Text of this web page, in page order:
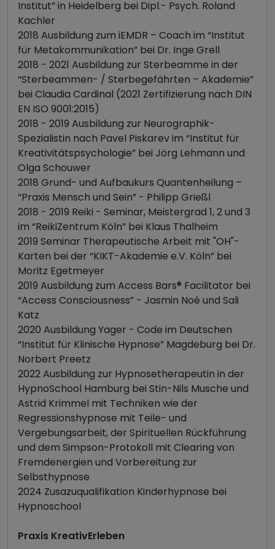
Institut” in Heidelberg bei Dipl.- Psych. Roland
Kachler
2018 Ausbildung zum iEMDR – Coach im “Institut
für Metakommunikation” bei Dr. Inge Grell
2018 - 2021 Ausbildung zur Sterbeamme in der
“Sterbeammen- / Sterbegefährten – Akademie”
bei Claudia Cardinal (2021 Zertifizierung nach DIN
EN ISO 9001:2015)
2018 - 2019 Ausbildung zur Neurographik-
Spezialistin nach Pavel Piskarev im “Institut für
Kreativitätspsychologie” bei Jörg Lehmann und
Olga Schouwer
2018 Grund- und Aufbaukurs Quantenheilung –
“Praxis Mensch und Sein” - Philipp Grießl
2018 - 2019 Reiki - Seminar, Meistergrad 1, 2 und 3
im “ReikiZentrum Köln” bei Klaus Thalheim
2019 Seminar Therapeutische Arbeit mit "OH"-
Karten bei der “KIKT-Akademie e.V. Köln” bei
Moritz Egetmeyer
2019 Ausbildung zum Access Bars® Facilitator bei
“Access Consciousness” - Jasmin Noé und Sali
Katz
2020 Ausbildung Yager - Code im Deutschen
“Institut für Klinische Hypnose” Magdeburg bei Dr.
Norbert Preetz
2022 Ausbildung zur Hypnosetherapeutin in der
HypnoSchool Hamburg bei Stin-Nils Musche und
Astrid Krimmel mit Techniken wie der
Regressionshypnose mit Teile- und
Vergebungsarbeit, der Spirituellen Rückführung
und dem Simpson-Protokoll mit Clearing von
Fremdenergien und Vorbereitung zur
Selbsthypnose
2024 Zusazuqualifikation Kinderhypnose bei
Hypnoschool
Praxis KreativErleben